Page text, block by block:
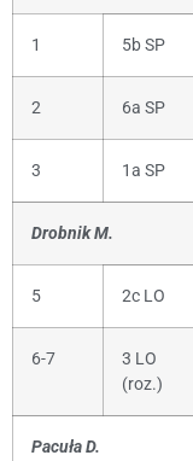
1 5b SP
2 6a SP
3 1a SP
Drobnik M.
5 2c LO
6-7
3 LO
(roz.)
Pacuła D.